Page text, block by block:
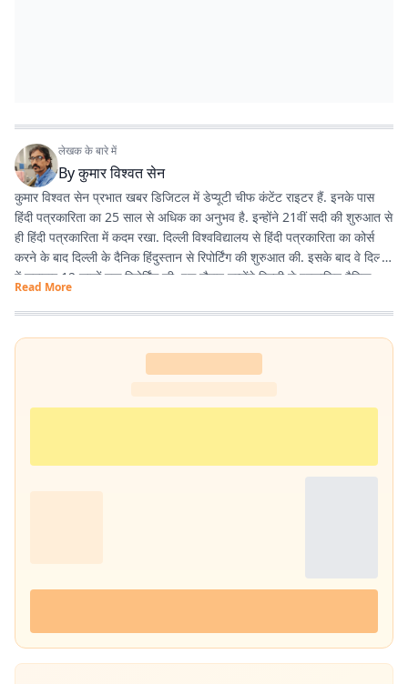
लेखक के बारे में
Byकुमार विश्वत सेन
कुमार विश्वत सेन प्रभात खबर डिजिटल में डेप्यूटी चीफ कंटेंट राइटर हैं. इनके पास
हिंदी पत्रकारिता का 25 साल से अधिक का अनुभव है. इन्होंने 21वीं सदी की शुरुआत से
ही हिंदी पत्रकारिता में कदम रखा. दिल्ली विश्वविद्यालय से हिंदी पत्रकारिता का कोर्स
करने के बाद दिल्ली के दैनिक हिंदुस्तान से रिपोर्टिंग की शुरुआत की. इसके बाद वे दिल्ली
में लगातार 12 सालों तक रिपोर्टिंग की. इस दौरान उन्होंने दिल्ली से प्रकाशित दैनिक
हिंदुस्तान दैनिक जागरण, देशबंधु जैसे प्रतिष्ठित अखबारों के साथ कई साप्ताहिक
अखबारों के लिए भी रिपोर्टिंग की. 2013 में वे प्रभात खबर आए. तब से वे प्रिंट मीडिया
के साथ फिलहाल पिछले 10 सालों से प्रभात खबर डिजिटल में अपनी सेवाएं दे रहे हैं.
इन्होंने अपने करियर के शुरुआती दिनों में ही राजस्थान में होने वाली हिंदी पत्रकारिता के
300 साल के इतिहास पर एक पुस्तक 'नित नए आयाम की खोज: राजस्थानी
Read More